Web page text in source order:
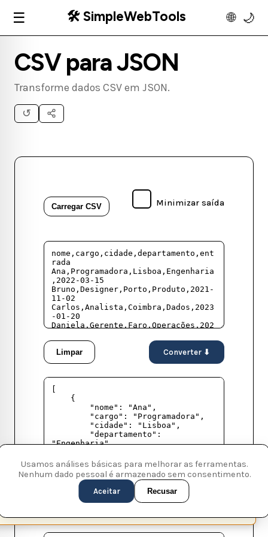
☰ 🛠️ SimpleWebTools 🌐 🌙
Usamos análises básicas para melhorar as ferramentas.
Nenhum dado pessoal é armazenado sem consentimento.
Aceitar Recusar
CSV para JSON
Transforme dados CSV em JSON.
↺
Carregar CSV Minimizar saída
Limpar Converter ⬇
Copiar JSON Baixar .json
Prévia dos dados